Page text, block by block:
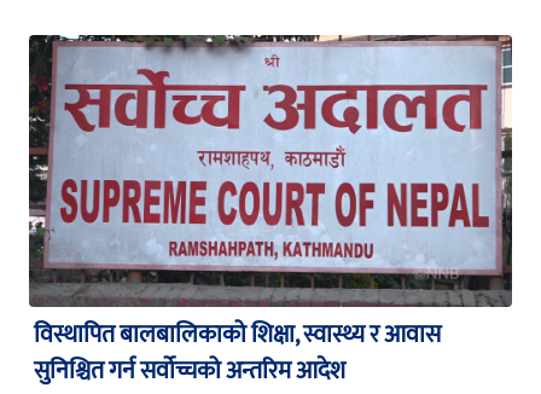
विस्थापित बालबालिकाको शिक्षा, स्वास्थ्य र आवास
सुनिश्चित गर्न सर्वोच्चको अन्तरिम आदेश